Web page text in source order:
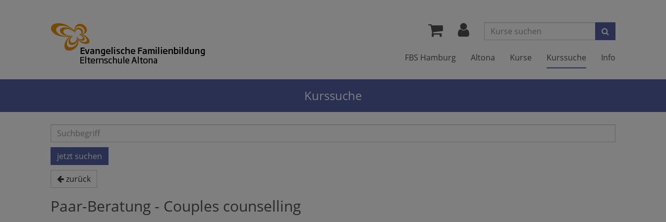
Suchen
FBS Hamburg Altona Kurse Kurssuche Info
Kurssuche
zurück
Paar-Beratung - Couples counselling